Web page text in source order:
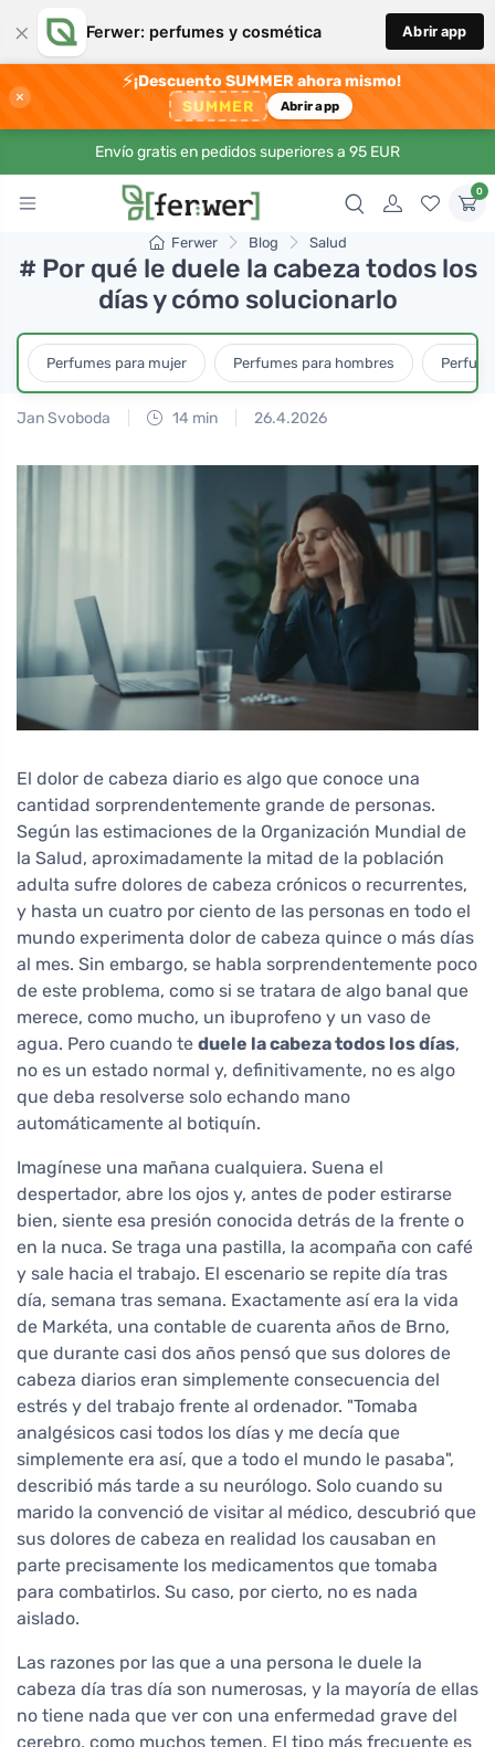
× Ferwer: perfumes y cosmética Abrir app
×
⚡¡Descuento SUMMER ahora mismo!
SUMMER Abrir app
Envío gratis en pedidos superiores a 95 EUR
0
Ferwer Blog Salud
# Por qué le duele la cabeza todos los
días y cómo solucionarlo
Perfumes para mujer Perfumes para hombres
Jan Svoboda 14 min 26.4.2026
El dolor de cabeza diario es algo que conoce una
cantidad sorprendentemente grande de personas.
Según las estimaciones de la Organización Mundial de
la Salud, aproximadamente la mitad de la población
adulta sufre dolores de cabeza crónicos o recurrentes,
y hasta un cuatro por ciento de las personas en todo el
mundo experimenta dolor de cabeza quince o más días
al mes. Sin embargo, se habla sorprendentemente poco
de este problema, como si se tratara de algo banal que
merece, como mucho, un ibuprofeno y un vaso de
agua. Pero cuando te duele la cabeza todos los días,
no es un estado normal y, definitivamente, no es algo
que deba resolverse solo echando mano
automáticamente al botiquín.
Imagínese una mañana cualquiera. Suena el
despertador, abre los ojos y, antes de poder estirarse
bien, siente esa presión conocida detrás de la frente o
en la nuca. Se traga una pastilla, la acompaña con café
y sale hacia el trabajo. El escenario se repite día tras
día, semana tras semana. Exactamente así era la vida
de Markéta, una contable de cuarenta años de Brno,
que durante casi dos años pensó que sus dolores de
cabeza diarios eran simplemente consecuencia del
estrés y del trabajo frente al ordenador. "Tomaba
analgésicos casi todos los días y me decía que
simplemente era así, que a todo el mundo le pasaba",
describió más tarde a su neurólogo. Solo cuando su
marido la convenció de visitar al médico, descubrió que
sus dolores de cabeza en realidad los causaban en
parte precisamente los medicamentos que tomaba
para combatirlos. Su caso, por cierto, no es nada
aislado.
Las razones por las que a una persona le duele la
cabeza día tras día son numerosas, y la mayoría de ellas
no tiene nada que ver con una enfermedad grave del
cerebro, como muchos temen. El tipo más frecuente es